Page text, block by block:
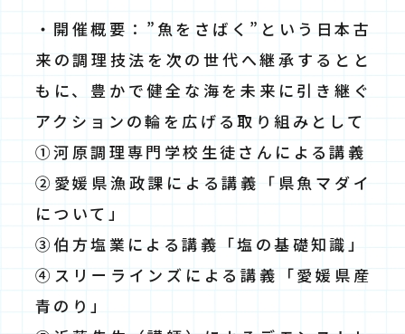
・開催概要：”魚をさばく”という日本古
来の調理技法を次の世代へ継承するとと
もに、豊かで健全な海を未来に引き継ぐ
アクションの輪を広げる取り組みとして
①河原調理専門学校生徒さんによる講義
②愛媛県漁政課による講義「県魚マダイ
について」
③伯方塩業による講義「塩の基礎知識」
④スリーラインズによる講義「愛媛県産
青のり」